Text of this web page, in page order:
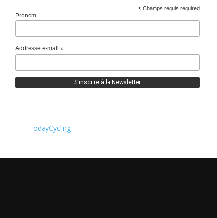
* Champs requis required
Prénom
Addresse e-mail*
TodayCycling